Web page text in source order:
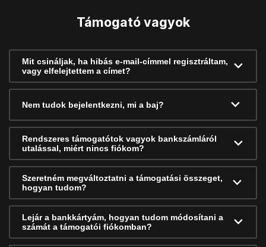
Támogató vagyok
Mit csináljak, ha hibás e-mail-címmel regisztráltam,
vagy elfelejtettem a címet?
Nem tudok bejelentkezni, mi a baj?
Rendszeres támogatótok vagyok bankszámláról
utalással, miért nincs fiókom?
Szeretném megváltoztatni a támogatási összeget,
hogyan tudom?
Lejár a bankkártyám, hogyan tudom módosítani a
számát a támogatói fiókomban?